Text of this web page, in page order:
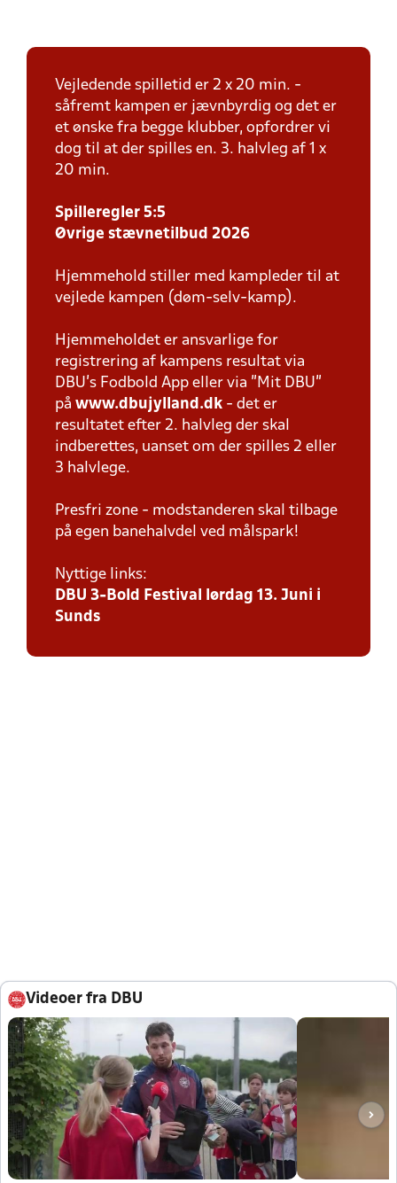
Vejledende spilletid er 2 x 20 min. -
såfremt kampen er jævnbyrdig og det er
et ønske fra begge klubber, opfordrer vi
dog til at der spilles en. 3. halvleg af 1 x
20 min.
Spilleregler 5:5
Øvrige stævnetilbud 2026
Hjemmehold stiller med kampleder til at
vejlede kampen (døm-selv-kamp).
Hjemmeholdet er ansvarlige for
registrering af kampens resultat via
DBU’s Fodbold App eller via ”Mit DBU”
på www.dbujylland.dk - det er
resultatet efter 2. halvleg der skal
indberettes, uanset om der spilles 2 eller
3 halvlege.
Presfri zone - modstanderen skal tilbage
på egen banehalvdel ved målspark!
Nyttige links:
DBU 3-Bold Festival lørdag 13. Juni i
Sunds
Videoer fra DBU